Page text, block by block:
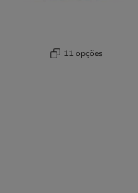
11 opções